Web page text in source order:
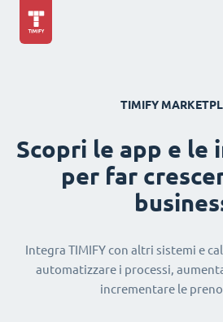
TIMIFY
Scopri le app e le
per far
Integra TIMIFY con altri sistemi e
automatizzare i processi,
incrementare le